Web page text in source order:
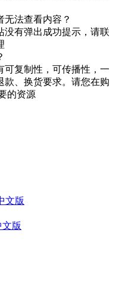
无法查看内容？
没有弹出成功提示，请联
可复制性，可传播性，一
款、换货要求。请您在购
的资源
文版
文版